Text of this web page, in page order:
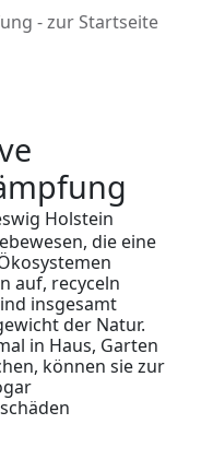
die eine
auf, recyceln
insgesamt
der Natur.
in Haus, Garten
können sie zur